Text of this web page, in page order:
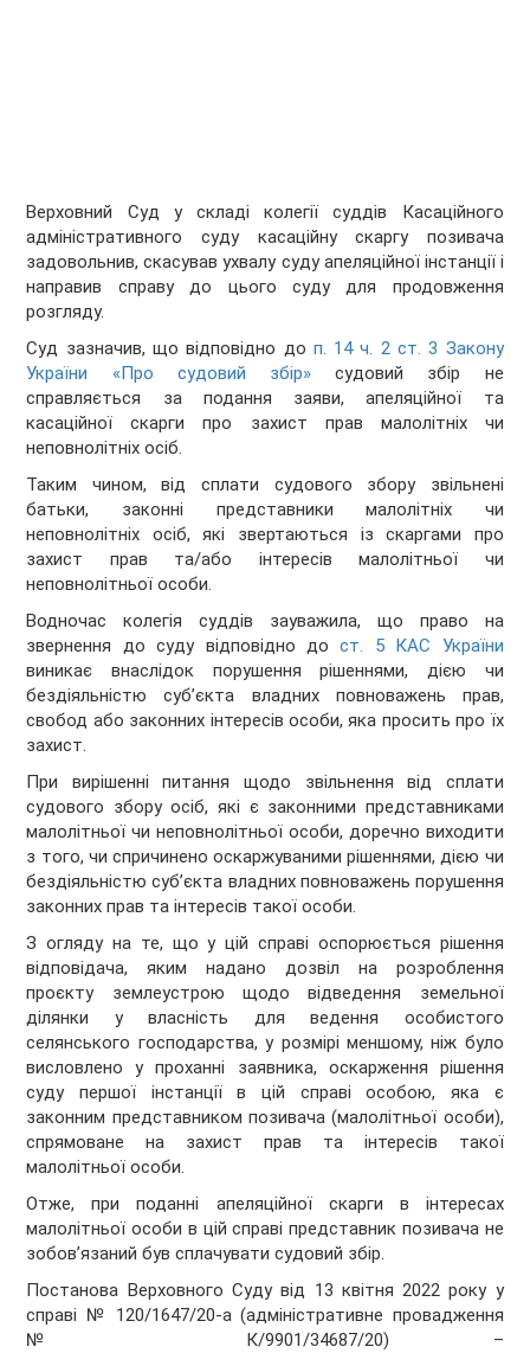
Верховний Суд у складі колегії суддів Касаційного
адміністративного суду касаційну скаргу позивача
задовольнив, скасував ухвалу суду апеляційної інстанції і
направив справу до цього суду для продовження
розгляду.
Суд зазначив, що відповідно до п. 14 ч. 2 ст. 3 Закону
України «Про судовий збір» судовий збір не
справляється за подання заяви, апеляційної та
касаційної скарги про захист прав малолітніх чи
неповнолітніх осіб.
Таким чином, від сплати судового збору звільнені
батьки, законні представники малолітніх чи
неповнолітніх осіб, які звертаються із скаргами про
захист прав та/або інтересів малолітньої чи
неповнолітньої особи.
Водночас колегія суддів зауважила, що право на
звернення до суду відповідно дост. 5 КАС України
виникає внаслідок порушення рішеннями, дією чи
бездіяльністю суб’єкта владних повноважень прав,
свобод або законних інтересів особи, яка просить про їх
захист.
При вирішенні питання щодо звільнення від сплати
судового збору осіб, які є законними представниками
малолітньої чи неповнолітньої особи, доречно виходити
з того, чи спричинено оскаржуваними рішеннями, дією чи
бездіяльністю суб’єкта владних повноважень порушення
законних прав та інтересів такої особи.
З огляду на те, що у цій справі оспорюється рішення
відповідача, яким надано дозвіл на розроблення
проєкту землеустрою щодо відведення земельної
ділянки у власність для ведення особистого
селянського господарства, у розмірі меншому, ніж було
висловлено у проханні заявника, оскарження рішення
суду першої інстанції в цій справі особою, яка є
законним представником позивача (малолітньої особи),
спрямоване на захист прав та інтересів такої
малолітньої особи.
Отже, при поданні апеляційної скарги в інтересах
малолітньої особи в цій справі представник позивача не
зобов’язаний був сплачувати судовий збір.
Постанова Верховного Суду від 13 квітня 2022 року у
справі № 120/1647/20-а (адміністративне провадження
№ К/9901/34687/20) –